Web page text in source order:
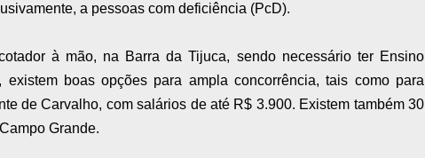
a pessoas com deficiência (PcD).
à mão, na Barra da Tijuca, sendo necessário ter Ensino
existem boas opções para ampla concorrência, tais como para
de Carvalho, com salários de até R$ 3.900. Existem também 30
Grande.